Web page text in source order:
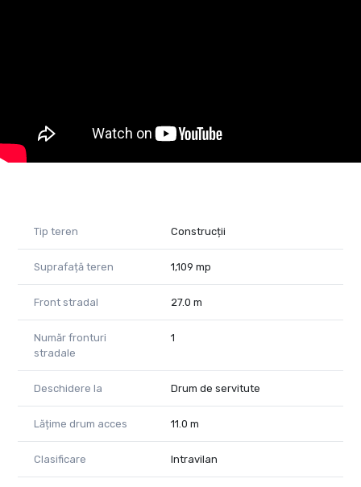
ezitati sa ne contactati pentru mai multe detalii sau pentru a
programa o vizionare. Va asteptam cu drag!
Tip teren Construcții
Suprafață teren 1,109 mp
Front stradal 27.0 m
Număr fronturi
stradale
1
Deschidere la Drum de servitute
Lățime drum acces 11.0 m
Clasificare Intravilan